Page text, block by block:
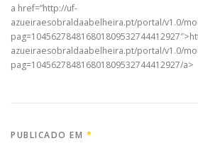
a href=”http://uf-
azueiraesobraldaabelheira.pt/portal/v1.0/
azueiraesobraldaabelheira.pt/portal/v1.0/
pag=104562784816801809532744412927/a>
PUBLICADO EM *